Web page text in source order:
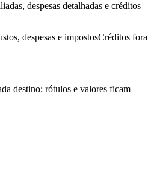
despesas detalhadas e créditos
despesas e impostosCréditos fora
destino; rótulos e valores ficam